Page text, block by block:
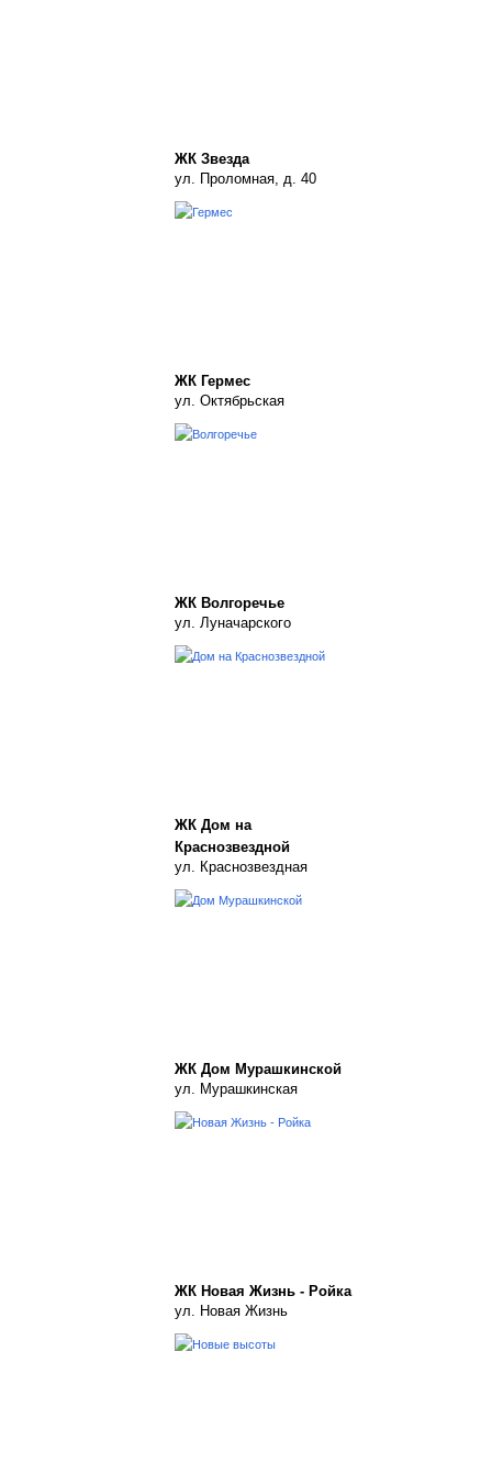
ЖК Звезда
ул. Проломная, д. 40
ЖК Гермес
ул. Октябрьская
ЖК Волгоречье
ул. Луначарского
ЖК Дом на
Краснозвездной
ул. Краснозвездная
ЖК Дом Мурашкинской
ул. Мурашкинская
ЖК Новая Жизнь - Ройка
ул. Новая Жизнь